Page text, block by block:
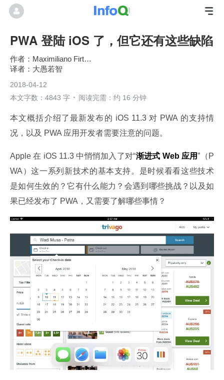
PWA 登陆 iOS 了，但它还有这些缺陷
Maximiliano Firtman
大愚若智
2018-04-12
本文字数：4843 字
阅读完需：约 16 分钟
本文概括介绍了最新发布的 iOS 11.3 对 PWA 的支持情
况，以及 PWA 应用开发者需要注意的问题。
Apple 在 iOS 11.3 中悄悄加入了对“渐进式 Web 应用”（P
WA）这一系列新技术的基本支持。是时候看看这些技术
是如何生效的？它有什么能力？会遇到哪些挑战？以及如
果已经发布了 PWA，又需要了解哪些事情？